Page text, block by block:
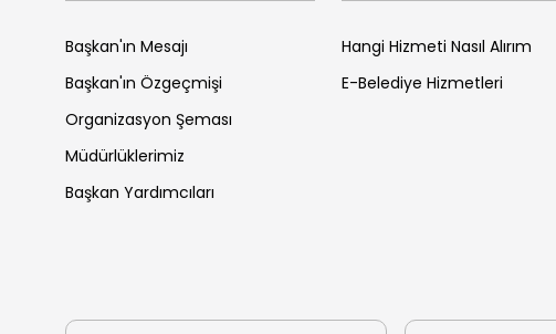
Başkan'ın Mesajı
Başkan'ın Özgeçmişi
Organizasyon Şeması
Müdürlüklerimiz
Başkan Yardımcıları
Hangi Hizmeti Nasıl Alırım
E-Belediye Hizmetleri